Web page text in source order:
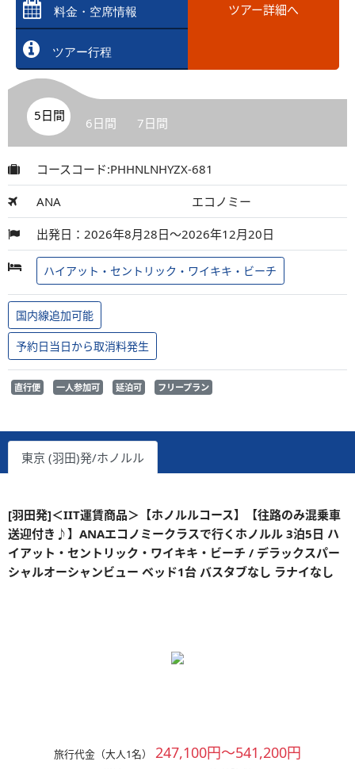
料金・空席情報
ツアー行程
ツアー詳細へ
5日間 6日間 7日間
コースコード:PHHNLNHYZX-681
ANA エコノミー
出発日：2026年8月28日～2026年12月20日
ハイアット・セントリック・ワイキキ・ビーチ
国内線追加可能
予約日当日から取消料発生
直行便 一人参加可 延泊可 フリープラン
東京 (羽田)発/ホノルル
[羽田発]＜IIT運賃商品＞【ホノルルコース】【往路のみ混乗車
送迎付き♪】ANAエコノミークラスで行くホノルル 3泊5日 ハ
イアット・セントリック・ワイキキ・ビーチ / デラックスパー
シャルオーシャンビュー ベッド1台 バスタブなし ラナイなし
旅行代金（大人1名） 247,100円～541,200円